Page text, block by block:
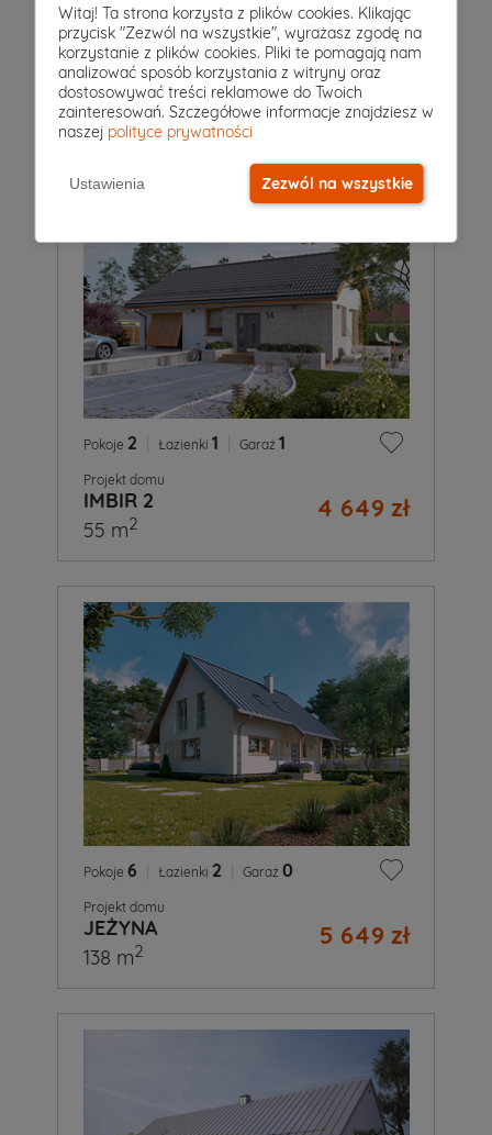
Pokoje5 | Łazienki3 | Garaż2
Projekt domu
AMARYLIS 2 6 149 zł
148 m2
Pokoje 2 Łazienki 1 Garaż 1
Projekt domu
IMBIR 2 4 649 zł
55 m2
Pokoje 6 Łazienki 2 Garaż 0
Projekt domu
JEŻYNA 5 649 zł
138 m2
Witaj! Ta strona korzysta z plików cookies. Klikając
przycisk "Zezwól na wszystkie", wyrażasz zgodę na
korzystanie z plików cookies. Pliki te pomagają nam
analizować sposób korzystania z witryny oraz
dostosowywać treści reklamowe do Twoich
zainteresowań. Szczegółowe informacje znajdziesz w
naszej polityce prywatności
Ustawienia Zezwól na wszystkie